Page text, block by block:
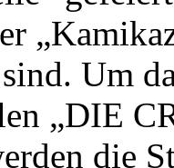
Um
„DIE
die